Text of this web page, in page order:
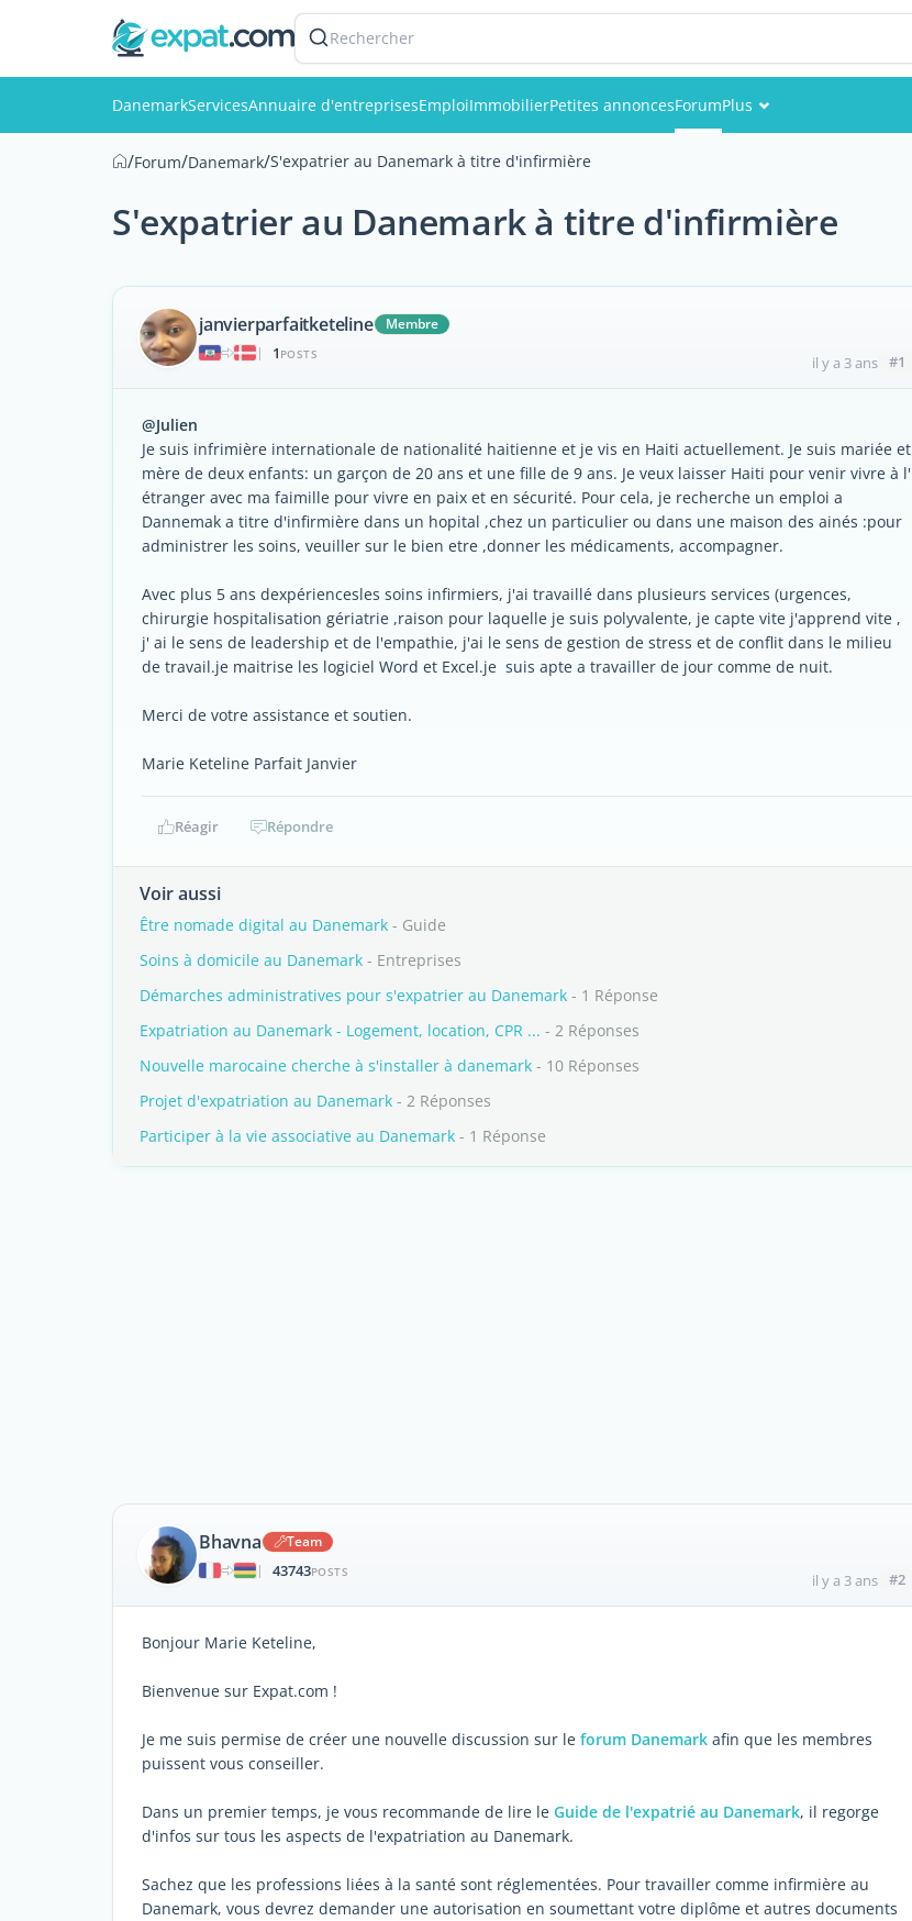
Rechercher
DanemarkServicesAnnuaire d'entreprisesEmploiImmobilierPetites annoncesForumPlus
Membres
/Forum/Danemark/S'expatrier au Danemark à titre d'infirmière
S'expatrier au Danemark à titre d'infirmière
janvierparfaitketeline
Membre
|
1 POSTS il y a 3 ans #1
@Julien
Je suis infrimière internationale de nationalité haitienne et je vis en Haiti actuellement. Je suis mariée et
mère de deux enfants: un garçon de 20 ans et une fille de 9 ans. Je veux laisser Haiti pour venir vivre à l'
étranger avec ma faimille pour vivre en paix et en sécurité. Pour cela, je recherche un emploi a
Dannemak a titre d'infirmière dans un hopital ,chez un particulier ou dans une maison des ainés :pour
administrer les soins, veuiller sur le bien etre ,donner les médicaments, accompagner.
Avec plus 5 ans dexpériencesles soins infirmiers, j'ai travaillé dans plusieurs services (urgences,
chirurgie hospitalisation gériatrie ,raison pour laquelle je suis polyvalente, je capte vite j'apprend vite ,
j' ai le sens de leadership et de l'empathie, j'ai le sens de gestion de stress et de conflit dans le milieu
de travail.je maitrise les logiciel Word et Excel.je suis apte a travailler de jour comme de nuit.
Merci de votre assistance et soutien.
Marie Keteline Parfait Janvier
Réagir Répondre
Voir aussi
Être nomade digital au Danemark - Guide
Soins à domicile au Danemark - Entreprises
Démarches administratives pour s'expatrier au Danemark - 1 Réponse
Expatriation au Danemark - Logement, location, CPR ... - 2 Réponses
Nouvelle marocaine cherche à s'installer à danemark - 10 Réponses
Projet d'expatriation au Danemark - 2 Réponses
Participer à la vie associative au Danemark - 1 Réponse
Bhavna
Team
|
43743POSTS il y a 3 ans #2
Bonjour Marie Keteline,
Bienvenue sur Expat.com !
Je me suis permise de créer une nouvelle discussion sur le forum Danemark afin que les membres
puissent vous conseiller.
Dans un premier temps, je vous recommande de lire le Guide de l'expatrié au Danemark, il regorge
d'infos sur tous les aspects de l'expatriation au Danemark.
Sachez que les professions liées à la santé sont réglementées. Pour travailler comme infirmière au
Danemark, vous devrez demander une autorisation en soumettant votre diplôme et autres documents